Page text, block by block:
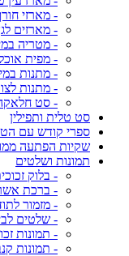
- מארזי
- מארזים
- מטריה
- מפית
- מתנות
- מתנות
- סט
סט טלית ותפילין
ספרי קודש עם
שקיות הפתעה
תמונות ושלטים
- בלוק
- ברכת
- מזמור
- שלטים
- תמונות
- תמונות